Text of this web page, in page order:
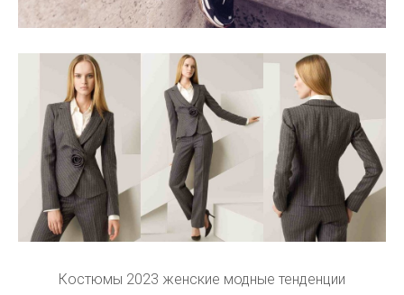
Костюмы 2023 женские модные тенденции